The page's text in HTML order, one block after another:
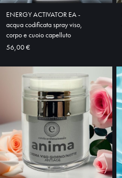
ENERGY ACTIVATOR EA -
acqua codificata spray viso,
corpo e cuoio capelluto
56,00 €